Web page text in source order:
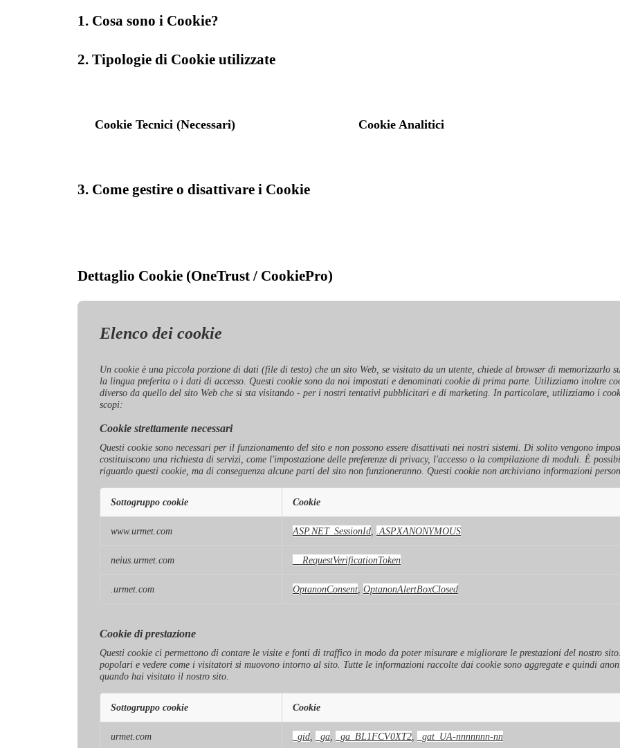
1. Cosa sono i Cookie?
2. Tipologie di Cookie utilizzate
Cookie Tecnici (Necessari) Cookie Analitici
3. Come gestire o disattivare i Cookie
Dettaglio Cookie (OneTrust / CookiePro)
Elenco dei cookie
Un cookie è una piccola porzione di dati (file di testo) che un sito Web, se visitato da un utente, chiede al browser di memorizzarlo
la lingua preferita o i dati di accesso. Questi cookie sono da noi impostati e denominati cookie di prima parte. Utilizziamo inoltre
diverso da quello del sito Web che si sta visitando - per i nostri tentativi pubblicitari e di marketing. In particolare, utilizziamo i
scopi:
Cookie strettamente necessari
Questi cookie sono necessari per il funzionamento del sito e non possono essere disattivati ​​nei nostri sistemi. Di solito vengono
costituiscono una richiesta di servizi, come l'impostazione delle preferenze di privacy, l'accesso o la compilazione di moduli. È
riguardo questi cookie, ma di conseguenza alcune parti del sito non funzioneranno. Questi cookie non archiviano informazioni
strettamente
Sottogruppo cookie Cookie
www.urmet.com ASP.NET_SessionId .ASPXANONYMOUS
neius.urmet.com __RequestVerificationToken
.urmet.com OptanonConsent OptanonAlertBoxClosed
Cookie di prestazione
Questi cookie ci permettono di contare le visite e fonti di traffico in modo da poter misurare e migliorare le prestazioni del nostro
popolari e vedere come i visitatori si muovono intorno al sito. Tutte le informazioni raccolte dai cookie sono aggregate e quindi
quando hai visitato il nostro sito.
Sottogruppo cookie Cookie
urmet.com _gid _ga _ga_BL1FCV0XT2 _gat_UA-nnnnnnn-nn